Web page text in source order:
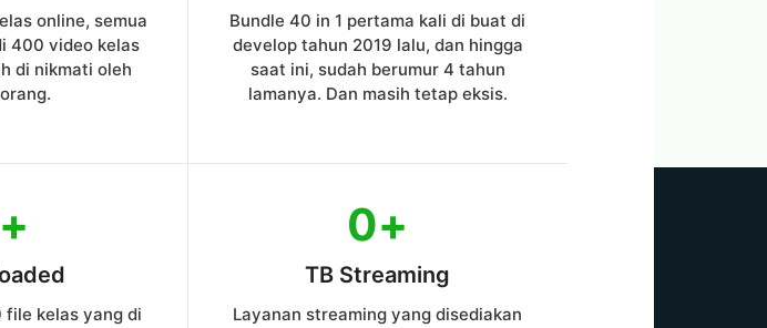
online, semua
400 video kelas
di nikmati oleh
Bundle 40 in 1 pertama kali di buat di
develop tahun 2019 lalu, dan hingga
saat ini, sudah berumur 4 tahun
lamanya. Dan masih tetap eksis.
+
file kelas yang di
TB Streaming
0+
Layanan streaming yang disediakan